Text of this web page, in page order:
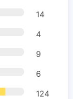
14
4
9
6
124